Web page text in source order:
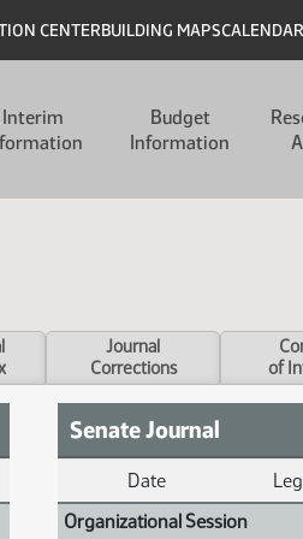
CENTERBUILDING MAPSCALENDAR
Interim
Budget
Information
Journal
Corrections
of
Senate Journal
Journal Index
Date
Organizational Session